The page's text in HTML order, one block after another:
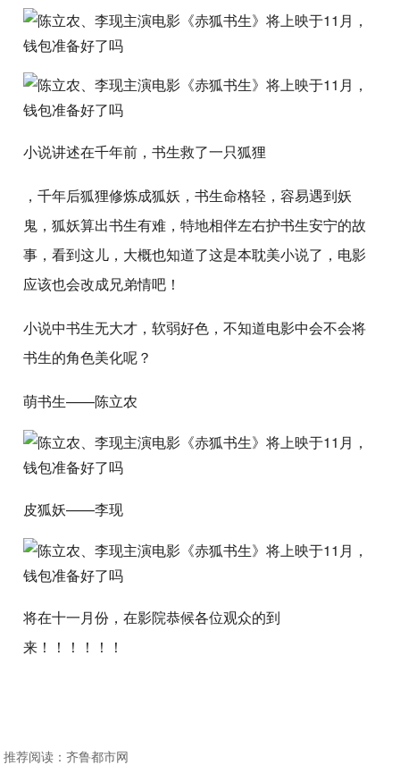
小说讲述在千年前，书生救了一只狐狸
，千年后狐狸修炼成狐妖，书生命格轻，容易遇到妖
鬼，狐妖算出书生有难，特地相伴左右护书生安宁的故
事，看到这儿，大概也知道了这是本耽美小说了，电影
应该也会改成兄弟情吧！
小说中书生无大才，软弱好色，不知道电影中会不会将
书生的角色美化呢？
萌书生——陈立农
皮狐妖——李现
将在十一月份，在影院恭候各位观众的到
来！！！！！！
推荐阅读：齐鲁都市网